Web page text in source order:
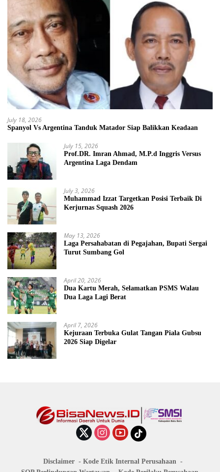
July 18, 2026
Spanyol Vs Argentina Tanduk Matador Siap Balikkan Keadaan
July 15, 2026
Prof.DR. Imran Ahmad, M.P.d Inggris Versus
Argentina Laga Dendam
July 3, 2026
Muhammad Izzat Targetkan Posisi Terbaik Di
Kerjurnas Squash 2026
May 13, 2026
Laga Persahabatan di Pegajahan, Bupati Sergai
Turut Sumbang Gol
April 20, 2026
Dua Kartu Merah, Selamatkan PSMS Walau
Dua Laga Lagi Berat
April 7, 2026
Kejuraan Terbuka Gulat Tangan Piala Gubsu
2026 Siap Digelar
Disclaimer
Kode Etik Internal Perusahaan